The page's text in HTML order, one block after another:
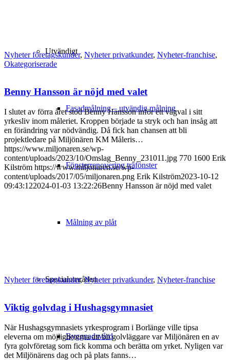
Utvändigt
Fasadmålning – utvändig målning
Fönsterrenovering träfönster
Målning av plåt
Specialområden
Byggnadsvård
Nyheter företagskunder, Nyheter privatkunder, Nyheter-franchise,
Okategoriserade
Benny Hansson är nöjd med valet
I slutet av förra året stod Benny Hansson inför ett vägval i sitt
yrkesliv inom måleriet. Kroppen började ta stryk och han insåg att
en förändring var nödvändig. Då fick han chansen att bli
projektledare på Miljönären KM Måleris…
https://www.miljonaren.se/wp-
content/uploads/2023/10/Omslag_Benny_231011.jpg 770 1600 Erik
Kilström https://www.miljonaren.se/wp-
content/uploads/2017/05/miljonaren.png Erik Kilström2023-10-12
09:43:122024-01-03 13:22:26Benny Hansson är nöjd med valet
Nyheter företagskunder,Nyheter privatkunder, Nyheter-franchise
Viktig golvdag i Hushagsgymnasiet
När Hushagsgymnasiets yrkesprogram i Borlänge ville tipsa
eleverna om möjligheterna att bli golvläggare var Miljönären en av
fyra golvföretag som fick komma och berätta om yrket. Nyligen var
det Miljönärens dag och på plats fanns…